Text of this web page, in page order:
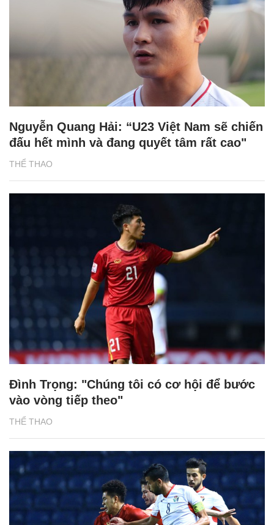
THỂ THAO
Nguyễn Quang Hải: “U23 Việt Nam sẽ chiến
đấu hết mình và đang quyết tâm rất cao"
THỂ THAO
Đình Trọng: "Chúng tôi có cơ hội để bước
vào vòng tiếp theo"